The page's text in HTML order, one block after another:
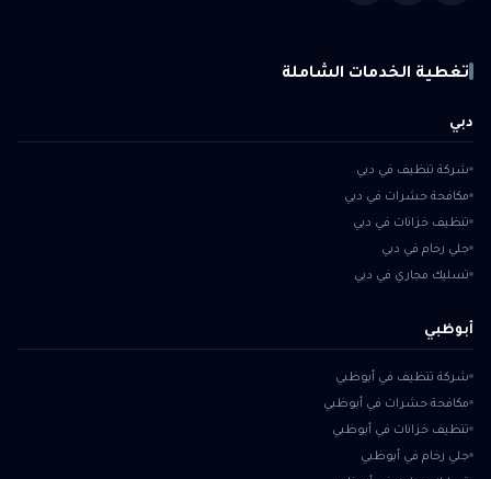
تغطية الخدمات الشاملة
دبي
شركة تنظيف في دبي
مكافحة حشرات في دبي
تنظيف خزانات في دبي
جلي رخام في دبي
تسليك مجاري في دبي
أبوظبي
شركة تنظيف في أبوظبي
مكافحة حشرات في أبوظبي
تنظيف خزانات في أبوظبي
جلي رخام في أبوظبي